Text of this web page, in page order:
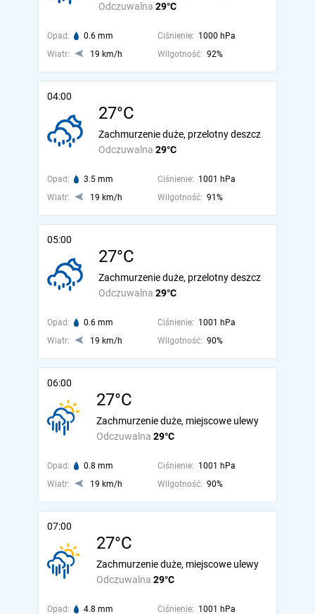
Odczuwalna 29°C
Opad: 0.6 mm Ciśnienie: 1000 hPa
Wiatr:
19 km/h Wilgotność: 92%
04:00
27°C
Odczuwalna 29°C
Zachmurzenie duże, przelotny deszcz
Opad: 3.5 mm Ciśnienie: 1001 hPa
Wiatr:
19 km/h Wilgotność: 91%
05:00
27°C
Odczuwalna 29°C
Zachmurzenie duże, przelotny deszcz
Opad: 0.6 mm Ciśnienie: 1001 hPa
Wiatr:
19 km/h Wilgotność: 90%
06:00
27°C
Odczuwalna 29°C
Zachmurzenie duże, miejscowe ulewy
Opad: 0.8 mm Ciśnienie: 1001 hPa
Wiatr:
19 km/h Wilgotność: 90%
07:00
27°C
Odczuwalna 29°C
Zachmurzenie duże, miejscowe ulewy
Opad: 4.8 mm Ciśnienie: 1001 hPa